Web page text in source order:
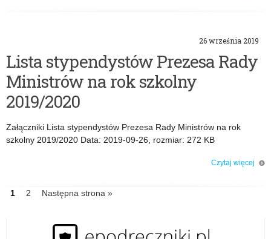
26 września 2019
Lista stypendystów Prezesa Rady
Ministrów na rok szkolny
2019/2020
Załączniki Lista stypendystów Prezesa Rady Ministrów na rok
szkolny 2019/2020 Data: 2019-09-26, rozmiar: 272 KB
Czytaj więcej
IDź
1
IDź
2 Następna strona »